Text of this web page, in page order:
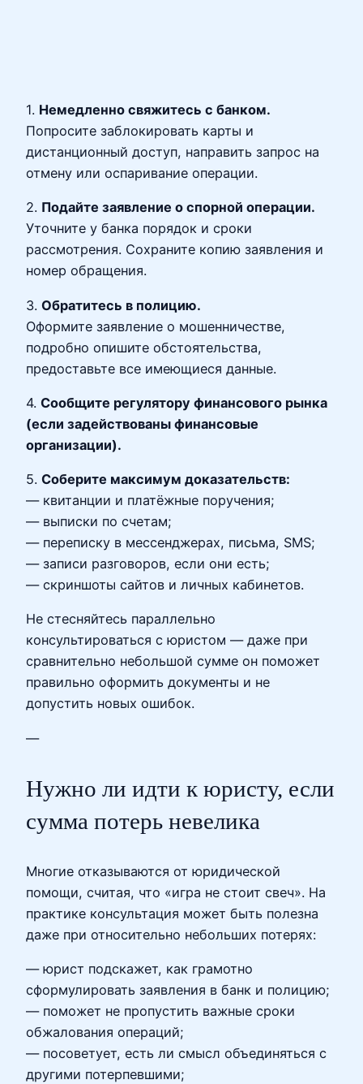
1. Немедленно свяжитесь с банком.
Попросите заблокировать карты и
дистанционный доступ, направить запрос на
отмену или оспаривание операции.
2. Подайте заявление о спорной операции.
Уточните у банка порядок и сроки
рассмотрения. Сохраните копию заявления и
номер обращения.
3. Обратитесь в полицию.
Оформите заявление о мошенничестве,
подробно опишите обстоятельства,
предоставьте все имеющиеся данные.
4. Сообщите регулятору финансового рынка
(если задействованы финансовые
организации).
5. Соберите максимум доказательств:
— квитанции и платёжные поручения;
— выписки по счетам;
— переписку в мессенджерах, письма, SMS;
— записи разговоров, если они есть;
— скриншоты сайтов и личных кабинетов.
Не стесняйтесь параллельно
консультироваться с юристом — даже при
сравнительно небольшой сумме он поможет
правильно оформить документы и не
допустить новых ошибок.
—
Нужно ли идти к юристу, если
сумма потерь невелика
Многие отказываются от юридической
помощи, считая, что «игра не стоит свеч». На
практике консультация может быть полезна
даже при относительно небольших потерях:
— юрист подскажет, как грамотно
сформулировать заявления в банк и полицию;
— поможет не пропустить важные сроки
обжалования операций;
— посоветует, есть ли смысл объединяться с
другими потерпевшими;